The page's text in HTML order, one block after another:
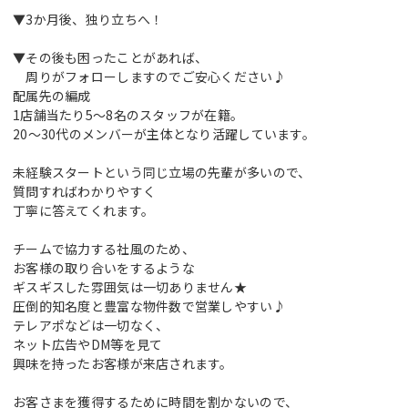
▼3か月後、独り立ちへ！
▼その後も困ったことがあれば、
周りがフォローしますのでご安心ください♪
配属先の編成
1店舗当たり5～8名のスタッフが在籍。
20～30代のメンバーが主体となり活躍しています。
未経験スタートという同じ立場の先輩が多いので、
質問すればわかりやすく
丁寧に答えてくれます。
チームで協力する社風のため、
お客様の取り合いをするような
ギスギスした雰囲気は一切ありません★
圧倒的知名度と豊富な物件数で営業しやすい♪
テレアポなどは一切なく、
ネット広告やDM等を見て
興味を持ったお客様が来店されます。
お客さまを獲得するために時間を割かないので、